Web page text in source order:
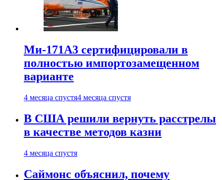
Ми-171А3 сертифицировали в
полностью импортозамещенном
варианте
4 месяца спустя4 месяца спустя
В США решили вернуть расстрелы
в качестве методов казни
4 месяца спустя
Саймонс объяснил, почему